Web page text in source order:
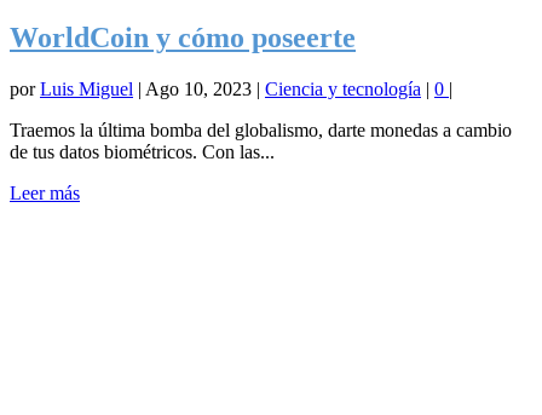
WorldCoin y cómo poseerte
porLuis Miguel | Ago 10, 2023 | Ciencia y tecnología | 0 |
Traemos la última bomba del globalismo, darte monedas a cambio
de tus datos biométricos. Con las...
Leer más